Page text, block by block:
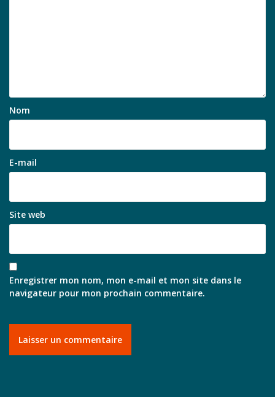
Nom
E-mail
Site web
Enregistrer mon nom, mon e-mail et mon site dans le
navigateur pour mon prochain commentaire.